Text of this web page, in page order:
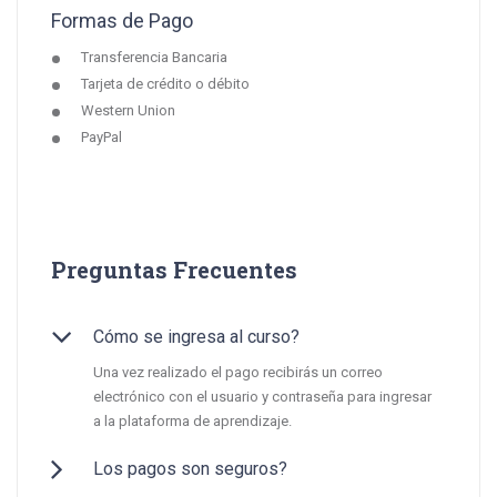
Formas de Pago
Transferencia Bancaria
Tarjeta de crédito o débito
Western Union
PayPal
Preguntas Frecuentes
Cómo se ingresa al curso?
Una vez realizado el pago recibirás un correo
electrónico con el usuario y contraseña para ingresar
a la plataforma de aprendizaje.
Los pagos son seguros?